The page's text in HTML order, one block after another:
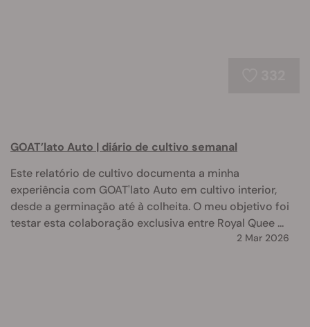
GOAT’lato Auto | diário de cultivo semanal
Este relatório de cultivo documenta a minha
experiência com GOAT'lato Auto em cultivo interior,
desde a germinação até à colheita. O meu objetivo foi
testar esta colaboração exclusiva entre Royal Quee ...
2 Mar 2026